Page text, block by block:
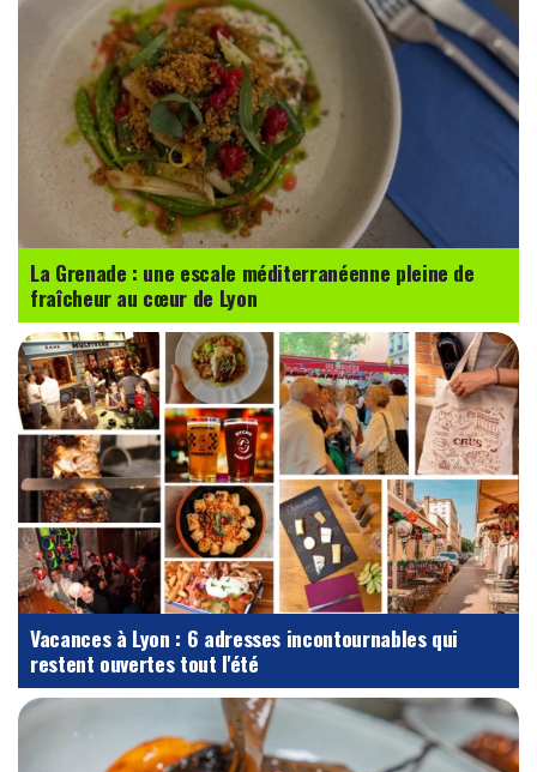
La Grenade : une escale méditerranéenne pleine de
fraîcheur au cœur de Lyon
Vacances à Lyon : 6 adresses incontournables qui
restent ouvertes tout l'été